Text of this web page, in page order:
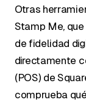
Otras
Stamp Me,
de fidelidad
directamente
(POS) de
comprueba